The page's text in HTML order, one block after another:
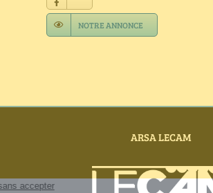
NOTRE ANNONCE
ARSA LECAM